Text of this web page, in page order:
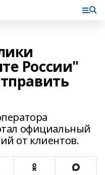
России"
официальный
от клиентов.